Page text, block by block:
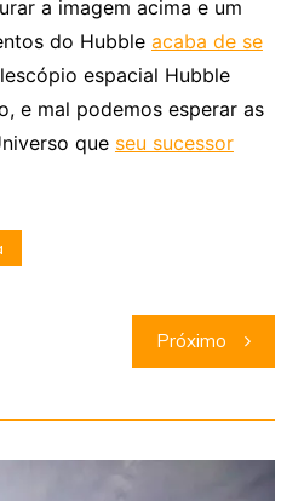
a imagem acima e um
do Hubble acaba de se
espacial Hubble
e mal podemos esperar as
que seu sucessor
Próximo